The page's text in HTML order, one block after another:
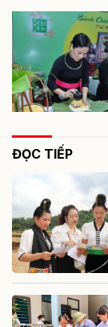
ĐỌC TIẾP